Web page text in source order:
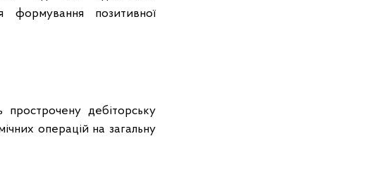
формування позитивної
дебіторську
операцій на загальну